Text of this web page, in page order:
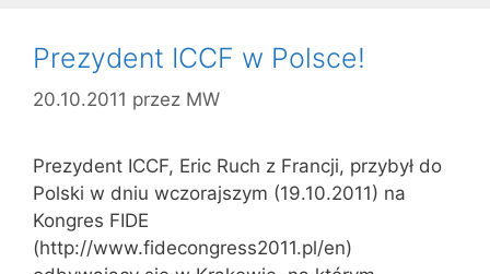
Prezydent ICCF w Polsce!
20.10.2011 przez MW
Prezydent ICCF, Eric Ruch z Francji, przybył do
Polski w dniu wczorajszym (19.10.2011) na
Kongres FIDE
(http://www.fidecongress2011.pl/en)